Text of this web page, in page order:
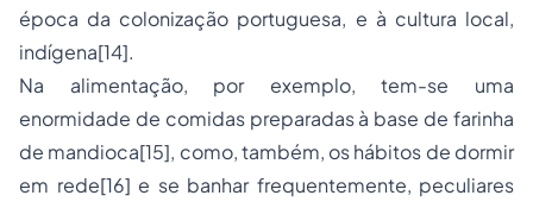
época da colonização portuguesa, e à cultura local,
indígena[14].
Na alimentação, por exemplo, tem-se uma
enormidade de comidas preparadas à base de farinha
de mandioca[15], como, também, os hábitos de dormir
em rede[16] e se banhar frequentemente, peculiares